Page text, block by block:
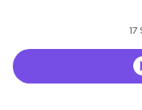
17